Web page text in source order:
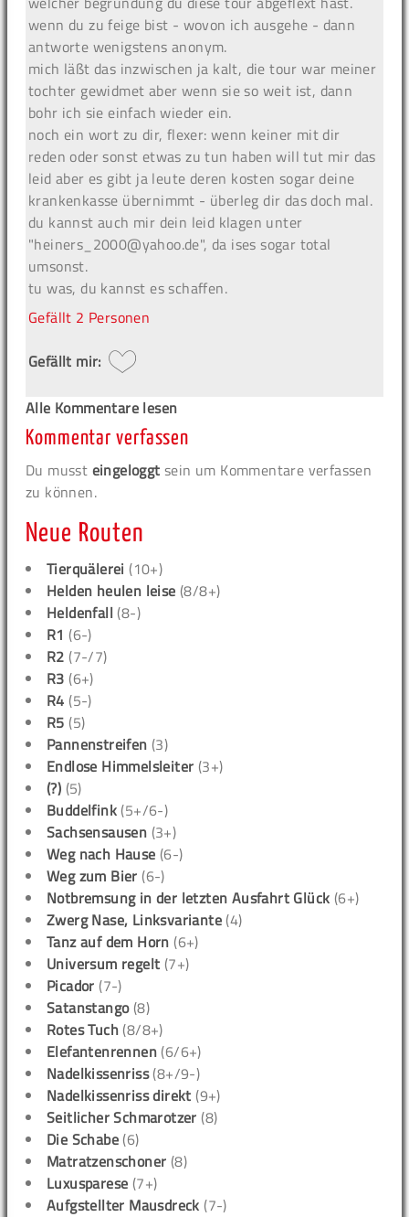
wenn du zu feige bist - wovon ich ausgehe - dann
antworte wenigstens anonym.
mich läßt das inzwischen ja kalt, die tour war meiner
tochter gewidmet aber wenn sie so weit ist, dann
bohr ich sie einfach wieder ein.
noch ein wort zu dir, flexer: wenn keiner mit dir
reden oder sonst etwas zu tun haben will tut mir das
leid aber es gibt ja leute deren kosten sogar deine
krankenkasse übernimmt - überleg dir das doch mal.
du kannst auch mir dein leid klagen unter
"heiners_2000@yahoo.de", da ises sogar total
umsonst.
tu was, du kannst es schaffen.
Gefällt 2 Personen
Gefällt mir:
Alle Kommentare lesen
Kommentar verfassen
Du musst eingeloggt sein um Kommentare verfassen
zu können.
Neue Routen
Tierquälerei (10+)
Helden heulen leise (8/8+)
Heldenfall (8-)
R1 (6-)
R2 (7-/7)
R3 (6+)
R4 (5-)
R5 (5)
Pannenstreifen (3)
Endlose Himmelsleiter (3+)
(?) (5)
Buddelfink (5+/6-)
Sachsensausen (3+)
Weg nach Hause (6-)
Weg zum Bier (6-)
Notbremsung in der letzten Ausfahrt Glück (6+)
Zwerg Nase, Linksvariante (4)
Tanz auf dem Horn (6+)
Universum regelt (7+)
Picador (7-)
Satanstango(8)
Rotes Tuch (8/8+)
Elefantenrennen (6/6+)
Nadelkissenriss(8+/9-)
Nadelkissenriss direkt (9+)
Seitlicher Schmarotzer (8)
Die Schabe (6)
Matratzenschoner (8)
Luxusparese (7+)
Aufgstellter Mausdreck (7-)